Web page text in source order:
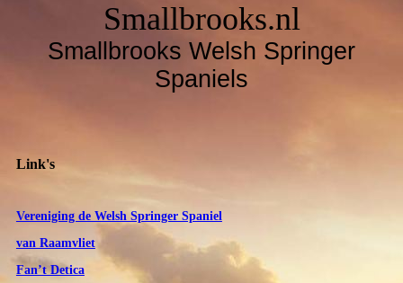
Smallbrooks.nl
Smallbrooks Welsh Springer
Spaniels
Link's
Vereniging de Welsh Springer Spaniel
van Raamvliet
Fan’t Detica